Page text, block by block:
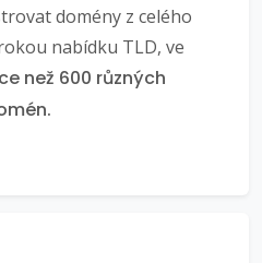
domény z celého
nabídku TLD, ve
než 600 různých